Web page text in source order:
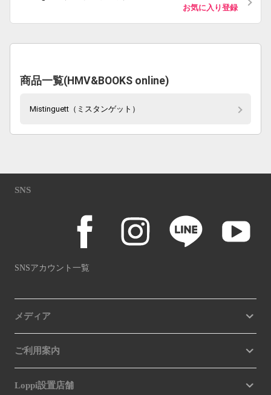
お気に入り登録
商品一覧(HMV&BOOKS online)
Mistinguett（ミスタンゲット）
SNS
SNSアカウント一覧
メディア
ご利用案内
Loppi設置店舗